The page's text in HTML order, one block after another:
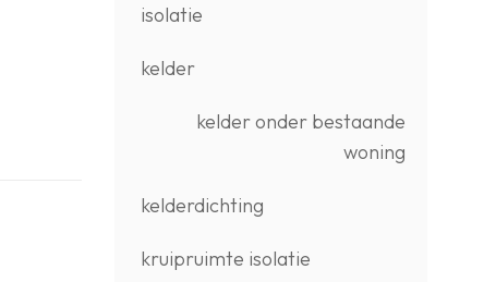
isolatie
kelder
kelder onder bestaande
woning
kelderdichting
kruipruimte isolatie